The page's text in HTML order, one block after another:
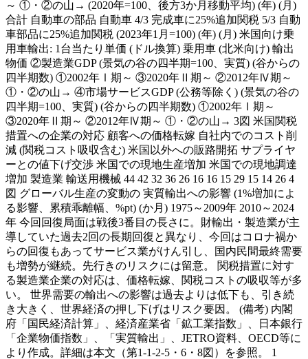
～ ①・②の山→ (2020年=100、後方3か月移動平均) (年) (月)
合計 自動車の部品 自動車 4/3 完成車に25%追加関税 5/3 自動
車部品に25%追加関税 (2023年1月=100) (年) (月) 米国向け乗
用車輸出: 1台当たり単価 (ドル換算) 乗用車 (北米向け) 輸出
物価 ②製造業GDP (景気の谷の四半期=100、実質) (谷からの
四半期数) ①2002年Ⅰ期～ ③2020年Ⅱ期～ ②2012年Ⅳ期～
①・②の山→ ④市場サービスGDP (公務等除く) (景気の谷の
四半期=100、実質) (谷からの四半期数) ①2002年Ⅰ期～
③2020年Ⅱ期～ ②2012年Ⅳ期～ ①・②の山→ 3図 米国関税
措置への企業の対応 顧客への価格転嫁 自社内でのコスト削
減 (関税コスト吸収含む) 米国以外への販路開拓 サプライヤ
ーとの値下げ交渉 米国での現地生産増加 米国での現地調達
増加 製造業 輸送用機械 44 42 32 36 26 16 16 15 29 15 14 26 4
図 グローバル生産の変動の 実質輸出への影響 (1%増加によ
る影響、累積乖離幅、%pt) (か月) 1975～2009年 2010～2024
年 今回回復局面は戦後3番目の長さに。財輸出・製造業が主
導していた過去2回の長期回復と異なり、今回はコロナ禍か
らの回復もあってサービス業がけん引し、国内民間最終需要
も増勢が継続。先行きのリスクには留意。 関税措置に対す
る製造業企業の対応は、価格転嫁、関税コストの吸収等が多
い。 世界需要の輸出への影響は過去よりは低下も、引き続
き大きく、世界経済の押し下げはリスク要因。 (備考) 内閣
府「国民経済計算」、経済産業省「鉱工業指数」、日本銀行
「企業物価指数」、「実質輸出」、JETRO資料、OECD等に
より作成。詳細は本文（第1-1-2-5・6・8図）を参照。 1